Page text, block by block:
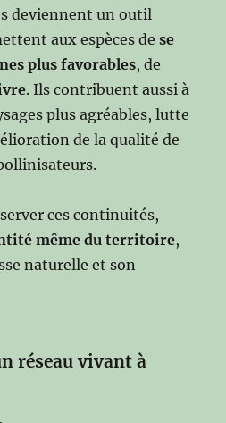
deviennent un outil
aux espèces dese
plus favorables, de
. Ils contribuent aussi à
plus agréables, lutte
de la qualité de
ces continuités,
même du territoire,
naturelle et son
réseau vivant à